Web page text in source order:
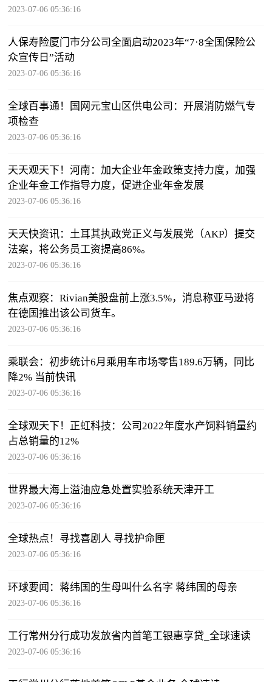
2023-07-06 05:36:16
人保寿险厦门市分公司全面启动2023年“7·8全国保险公
众宣传日”活动
2023-07-06 05:36:16
全球百事通！国网元宝山区供电公司：开展消防燃气专
项检查
2023-07-06 05:36:16
天天观天下！河南：加大企业年金政策支持力度，加强
企业年金工作指导力度，促进企业年金发展
2023-07-06 05:36:16
天天快资讯：土耳其执政党正义与发展党（AKP）提交
法案，将公务员工资提高86%。
2023-07-06 05:36:16
焦点观察：Rivian美股盘前上涨3.5%，消息称亚马逊将
在德国推出该公司货车。
2023-07-06 05:36:16
乘联会：初步统计6月乘用车市场零售189.6万辆，同比
降2% 当前快讯
2023-07-06 05:36:16
全球观天下！正虹科技：公司2022年度水产饲料销量约
占总销量的12%
2023-07-06 05:36:16
世界最大海上溢油应急处置实验系统天津开工
2023-07-06 05:36:16
全球热点！寻找喜剧人 寻找护命匣
2023-07-06 05:36:16
环球要闻：蒋纬国的生母叫什么名字 蒋纬国的母亲
2023-07-06 05:36:16
工行常州分行成功发放省内首笔工银惠享贷_全球速读
2023-07-06 05:36:16